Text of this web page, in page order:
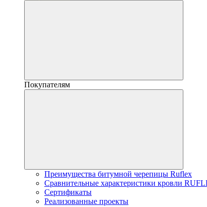
Покупателям
Преимущества битумной черепицы Ruflex
Сравнительные характеристики кровли
Сертификаты
Реализованные проекты